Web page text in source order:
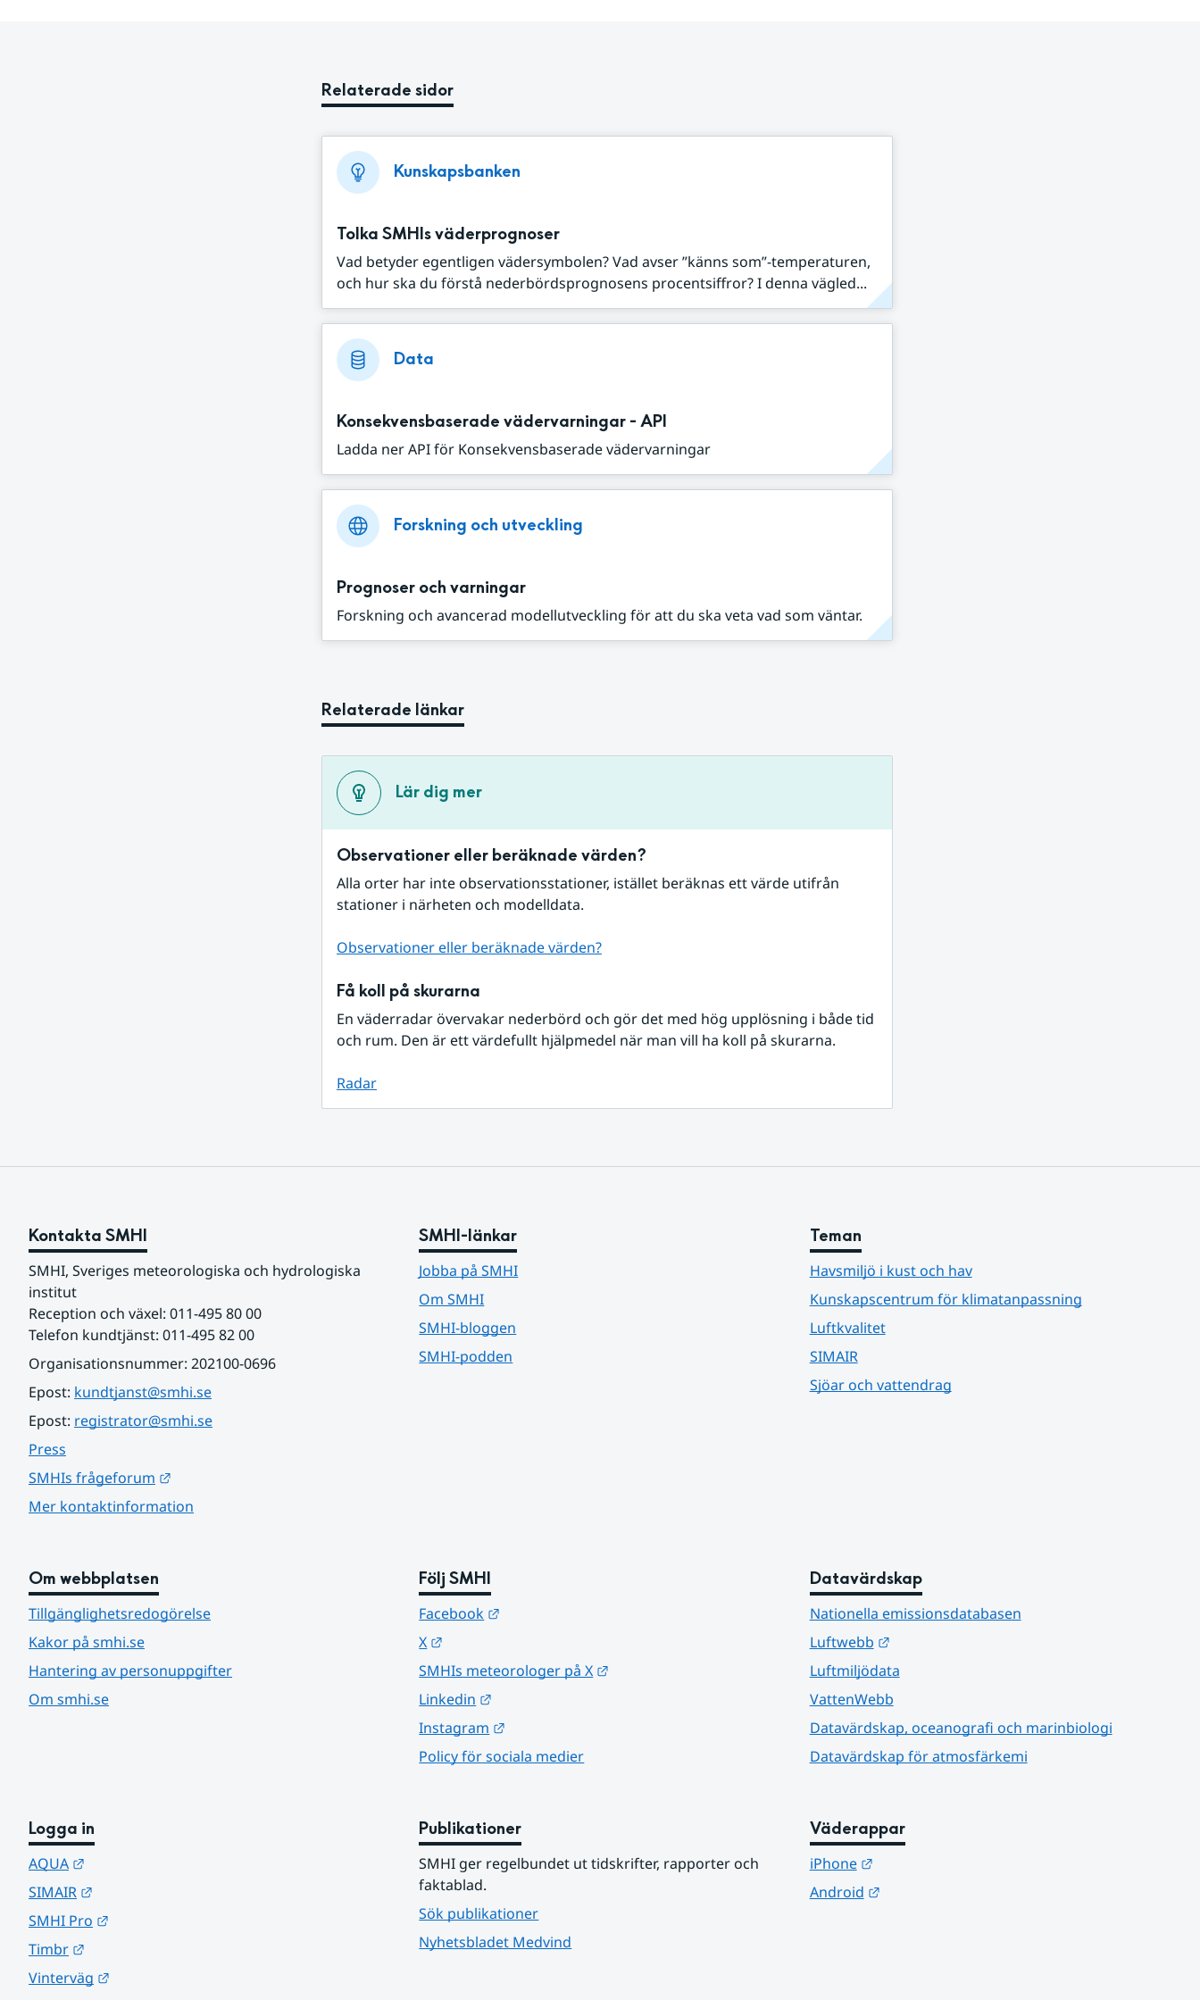
Relaterade sidor
Kunskapsbanken
Tolka SMHIs väderprognoser
Vad betyder egentligen vädersymbolen? Vad avser ”känns som”-temperaturen,
och hur ska du förstå nederbördsprognosens procentsiffror? I denna vägled...
Data
Konsekvensbaserade vädervarningar - API
Ladda ner API för Konsekvensbaserade vädervarningar
Forskning och utveckling
Prognoser och varningar
Forskning och avancerad modellutveckling för att du ska veta vad som väntar.
Relaterade länkar
Lär dig mer
Observationer eller beräknade värden?
Alla orter har inte observationsstationer, istället beräknas ett värde utifrån
stationer i närheten och modelldata.
Observationer eller beräknade värden?
Få koll på skurarna
En väderradar övervakar nederbörd och gör det med hög upplösning i både tid
och rum. Den är ett värdefullt hjälpmedel när man vill ha koll på skurarna.
Radar
Kontakta SMHI
SMHI, Sveriges meteorologiska och hydrologiska
institut
Reception och växel: 011-495 80 00
Telefon kundtjänst: 011-495 82 00
Organisationsnummer: 202100-0696
Epost: kundtjanst@smhi.se
Epost: registrator@smhi.se
Press
SMHIs frågeforum
Mer kontaktinformation
SMHI-länkar
Jobba på SMHI
Om SMHI
SMHI-bloggen
SMHI-podden
Teman
Havsmiljö i kust och hav
Kunskapscentrum för klimatanpassning
Luftkvalitet
SIMAIR
Sjöar och vattendrag
Om webbplatsen
Tillgänglighetsredogörelse
Kakor på smhi.se
Hantering av personuppgifter
Om smhi.se
Följ SMHI
Facebook
X
SMHIs meteorologer på X
Linkedin
Instagram
Policy för sociala medier
Datavärdskap
Nationella emissionsdatabasen
Luftwebb
Länk till annan webbplats.
Luftmiljödata
VattenWebb
Datavärdskap, oceanografi och marinbiologi
Datavärdskap för atmosfärkemi
Logga in
AQUA
SIMAIR
SMHI Pro
Timbr
Vinterväg
Publikationer
SMHI ger regelbundet ut tidskrifter, rapporter och
faktablad.
Sök publikationer
Nyhetsbladet Medvind
Väderappar
iPhone
Länk till annan webbplats.
Android
Länk till annan webbplats.